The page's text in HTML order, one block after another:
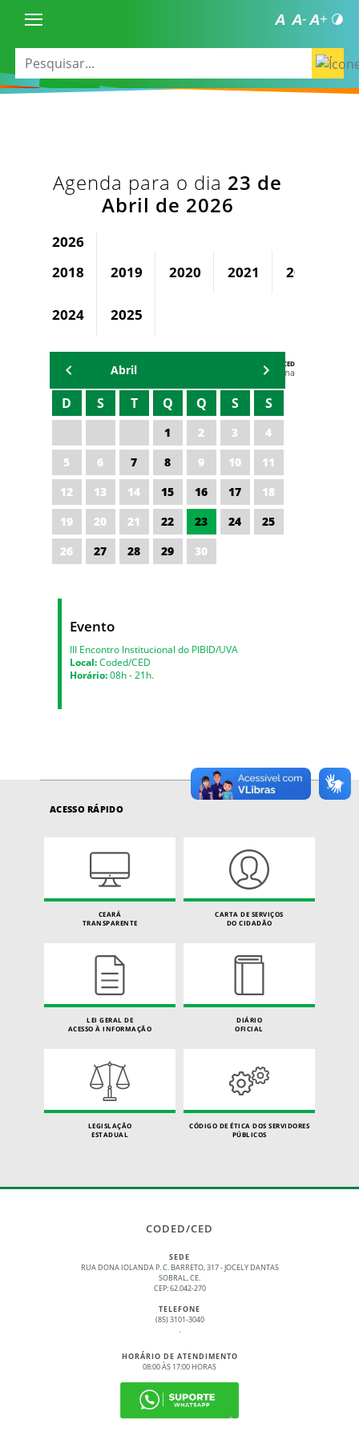
Agenda para o dia 23 de
Abril de 2026
2026
2018
2019 2020 2021 2022
2024 2025
AGENDA DA CODED/CED
Vagna Lima
Abril
D S T Q Q S S
1 2 3
4
5
6 7 8 9 10
11
12
13 14 15 16 17
18
19
20 21 22 23 24
25
26
27 28 29 30
Evento
III Encontro Institucional do PIBID/UVA
Local:Coded/CED
Horário:08h - 21h.
ACESSO RÁPIDO
CEARÁ
TRANSPARENTE
CARTA DE SERVIÇOS
DO CIDADÃO
LEI GERAL DE
ACESSO À INFORMAÇÃO
DIÁRIO
OFICIAL
LEGISLAÇÃO
ESTADUAL
CÓDIGO DE ÉTICA DOS SERVIDORES
PÚBLICOS
CODED/CED
SEDE
RUA DONA IOLANDA P. C. BARRETO, 317 - JOCELY DANTAS
SOBRAL, CE.
CEP: 62.042-270
TELEFONE
(85) 3101-3040
.
HORÁRIO DE ATENDIMENTO
08:00 ÀS 17:00 HORAS